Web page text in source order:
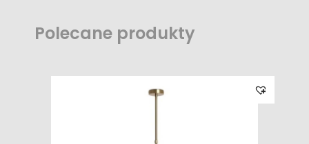
Polecane produkty